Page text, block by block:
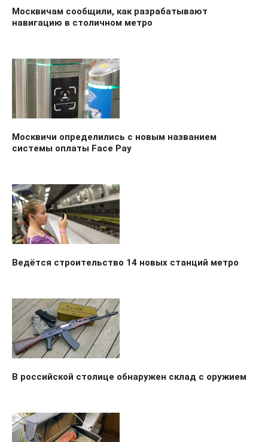
Москвичам сообщили, как разрабатывают
навигацию в столичном метро
Москвичи определились с новым названием
системы оплаты Face Pay
Ведётся строительство 14 новых станций метро
В российской столице обнаружен склад с оружием